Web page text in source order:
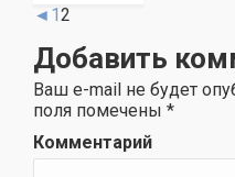
◄ 12
Добавить
Ваш e-mail не будет
поля помечены *
Комментарий